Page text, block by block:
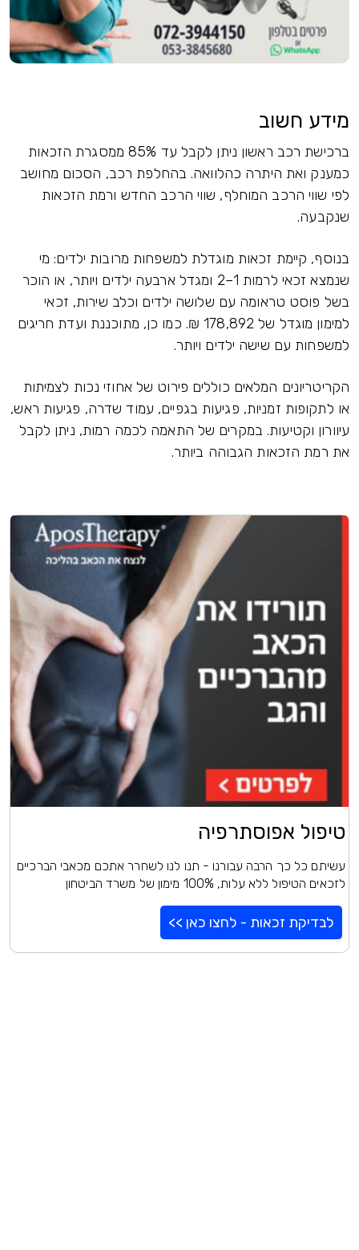
מידע חשוב
ברכישת רכב ראשון ניתן לקבל עד 85% ממסגרת הזכאות
כמענק ואת היתרה כהלוואה. בהחלפת רכב, הסכום מחושב
לפי שווי הרכב המוחלף, שווי הרכב החדש ורמת הזכאות
שנקבעה.
בנוסף, קיימת זכאות מוגדלת למשפחות מרובות ילדים: מי
שנמצא זכאי לרמות 1–2 ומגדל ארבעה ילדים ויותר, או הוכר
בשל פוסט טראומה עם שלושה ילדים וכלב שירות, זכאי
למימון מוגדל של 178,892 ₪. כמו כן, מתוכננת ועדת חריגים
למשפחות עם שישה ילדים ויותר.
הקריטריונים המלאים כוללים פירוט של אחוזי נכות לצמיתות
או לתקופות זמניות, פגיעות בגפיים, עמוד שדרה, פגיעות ראש,
עיוורון וקטיעות. במקרים של התאמה לכמה רמות, ניתן לקבל
את רמת הזכאות הגבוהה ביותר.
טיפול אפוסתרפיה
עשיתם כל כך הרבה עבורנו - תנו לנו לשחרר אתכם מכאבי הברכיים
לזכאים הטיפול ללא עלות, 100% מימון של משרד הביטחון
לבדיקת זכאות - לחצו כאן >>